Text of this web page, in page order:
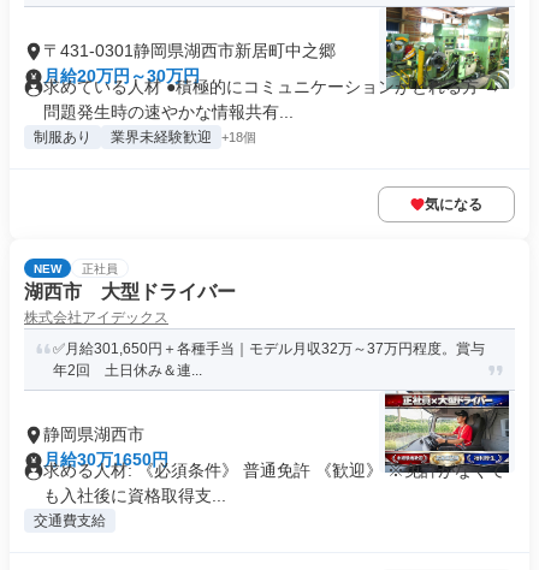
〒431-0301静岡県湖西市新居町中之郷
月給20万円～30万円
求めている人材 ●積極的にコミュニケーションがとれる方 →
問題発生時の速やかな情報共有...
制服あり 業界未経験歓迎 +18個
気になる
NEW 正社員
湖西市 大型ドライバー
株式会社アイデックス
✅月給301,650円＋各種手当｜モデル月収32万～37万円程度。賞与
年2回 土日休み＆連...
静岡県湖西市
月給30万1650円
求める人材: 《必須条件》 普通免許 《歓迎》 ※免許がなくて
も入社後に資格取得支...
交通費支給